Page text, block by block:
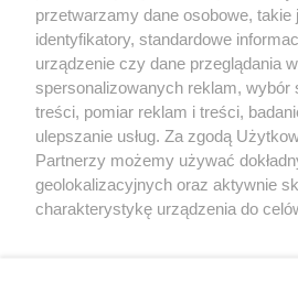
Kultura
X Facebook
przetwarzamy dane osobowe, takie
identyfikatory, standardowe
urządzenie czy dane przeglądania
spersonalizowanych reklam, wybór
treści, pomiar reklam i treści,
ulepszanie usług. Za zgodą
Partnerzy możemy używać
geolokalizacyjnych oraz aktywnie
charakterystykę urządzenia do